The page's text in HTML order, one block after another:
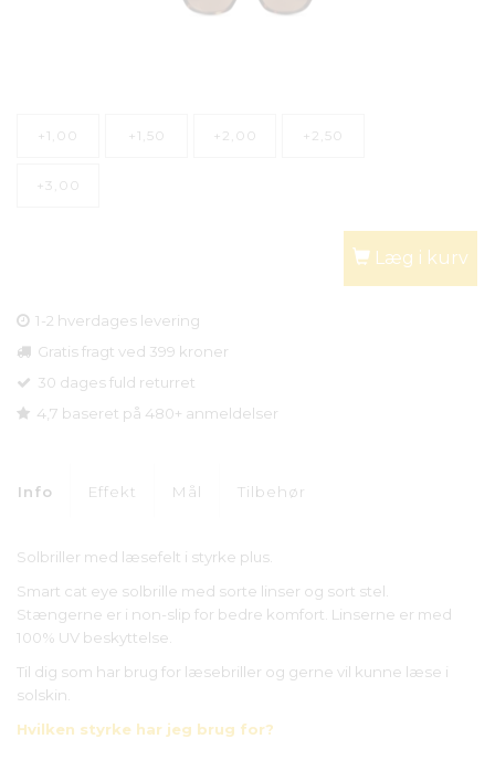
+1,00 +1,50 +2,00 +2,50
+3,00
Læg i kurv
1-2 hverdages levering
Gratis fragt ved 399 kroner
30 dages fuld returret
4,7 baseret på 480+ anmeldelser
Info Effekt Mål Tilbehør
Solbriller med læsefelt i styrke plus.
Smart cat eye solbrille med sorte linser og sort stel.
Stængerne er i non-slip for bedre komfort. Linserne er med
100% UV beskyttelse.
Til dig som har brug for læsebriller og gerne vil kunne læse i
solskin.
Hvilken styrke har jeg brug for?